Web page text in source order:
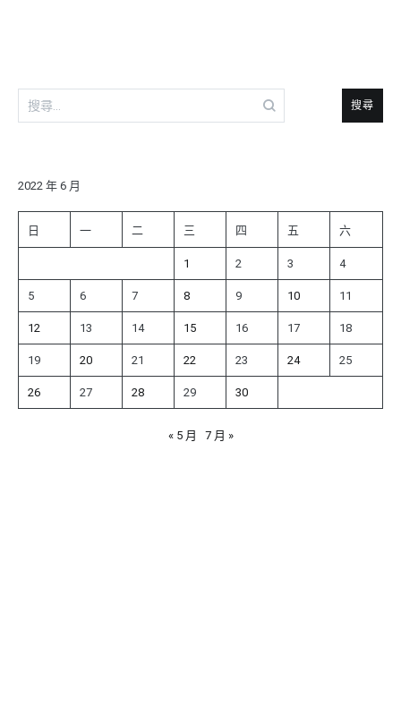
搜
尋
字:
2022 年 6 月
日 一 二 三 四 五 六
1 2 3 4
5 6 7 8 9 10 11
12 13 14 15 16 17 18
19 20 21 22 23 24 25
26 27 28 29 30
« 5 月 7 月 »